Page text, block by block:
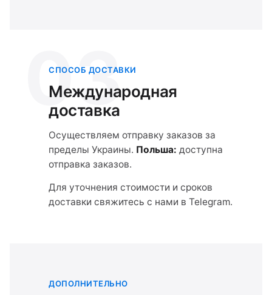
03
СПОСОБ ДОСТАВКИ
Международная
доставка
Осуществляем отправку заказов за
пределы Украины. Польша: доступна
отправка заказов.
Для уточнения стоимости и сроков
доставки свяжитесь с нами в Telegram.
ДОПОЛНИТЕЛЬНО